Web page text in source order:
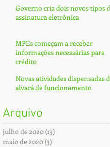
Governo cria dois novos tipos de
assinatura eletrônica
MPEs começam a receber
informações necessárias para
crédito
Novas atividades dispensadas de
alvará de funcionamento
Arquivo
julho de 2020 (13)
maio de 2020 (3)